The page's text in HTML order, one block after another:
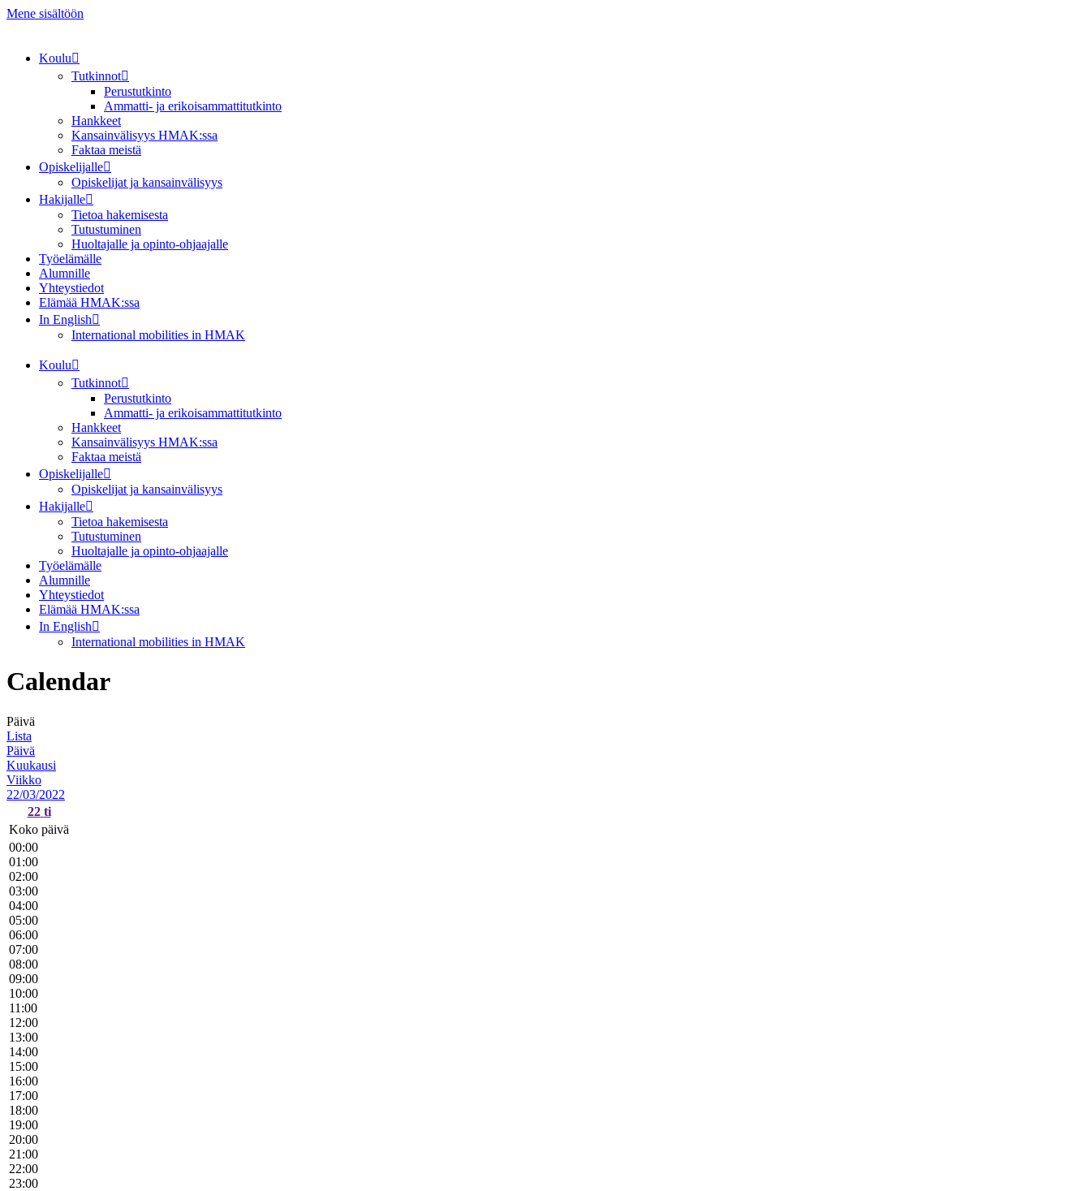
Mene sisältöön
Koulu
Tutkinnot
Perustutkinto
Ammatti- ja erikoisammattitutkinto
Hankkeet
Kansainvälisyys HMAK:ssa
Faktaa meistä
Opiskelijalle
Opiskelijat ja kansainvälisyys
Hakijalle
Tietoa hakemisesta
Tutustuminen
Huoltajalle ja opinto-ohjaajalle
Työelämälle
Alumnille
Yhteystiedot
Elämää HMAK:ssa
In English
International mobilities in HMAK
Koulu
Tutkinnot
Perustutkinto
Ammatti- ja erikoisammattitutkinto
Hankkeet
Kansainvälisyys HMAK:ssa
Faktaa meistä
Opiskelijalle
Opiskelijat ja kansainvälisyys
Hakijalle
Tietoa hakemisesta
Tutustuminen
Huoltajalle ja opinto-ohjaajalle
Työelämälle
Alumnille
Yhteystiedot
Elämää HMAK:ssa
In English
International mobilities in HMAK
Calendar
Päivä
Lista
Päivä
Kuukausi
Viikko
22/03/2022
22 ti
Koko päivä
00:00
01:00
02:00
03:00
04:00
05:00
06:00
07:00
08:00
09:00
10:00
11:00
12:00
13:00
14:00
15:00
16:00
17:00
18:00
19:00
20:00
21:00
22:00
23:00